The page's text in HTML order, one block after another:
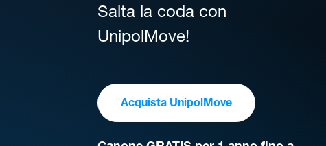
Salta la coda con
UnipolMove!
Acquista UnipolMove